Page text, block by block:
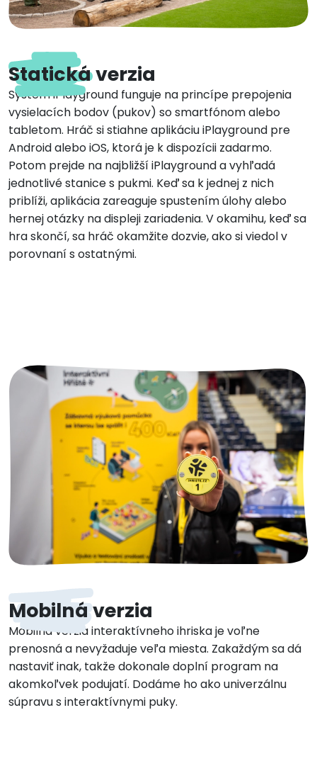
Statická verzia
Systém iPlayground funguje na princípe prepojenia
vysielacích bodov (pukov) so smartfónom alebo
tabletom. Hráč si stiahne aplikáciu iPlayground pre
Android alebo iOS, ktorá je k dispozícii zadarmo.
Potom prejde na najbližší iPlayground a vyhľadá
jednotlivé stanice s pukmi. Keď sa k jednej z nich
priblíži, aplikácia zareaguje spustením úlohy alebo
hernej otázky na displeji zariadenia. V okamihu, keď sa
hra skončí, sa hráč okamžite dozvie, ako si viedol v
porovnaní s ostatnými.
Mobilná verzia
Mobilná verzia interaktívneho ihriska je voľne
prenosná a nevyžaduje veľa miesta. Zakaždým sa dá
nastaviť inak, takže dokonale doplní program na
akomkoľvek podujatí. Dodáme ho ako univerzálnu
súpravu s interaktívnymi puky.